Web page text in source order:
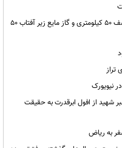
ریمـدان در آستانه بحران؛ ۳ هزار کامیون قفل، صف ۵۰ کیلومتری و گاز مایع زیر آفتاب ۵۰
نیویورک
شهید از افول ابرقدرت به حقیقت
به ریاض